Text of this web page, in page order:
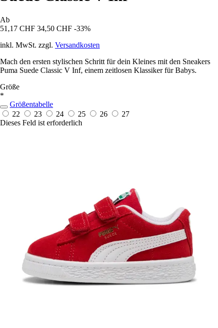
Ab
51,17 CHF 34,50 CHF -33%
inkl. MwSt. zzgl. Versandkosten
Mach den ersten stylischen Schritt für dein Kleines mit den Sneakers
Puma Suede Classic V Inf, einem zeitlosen Klassiker für Babys.
Größe
*
Größentabelle
22
23 24 25 26
27
Dieses Feld ist erforderlich